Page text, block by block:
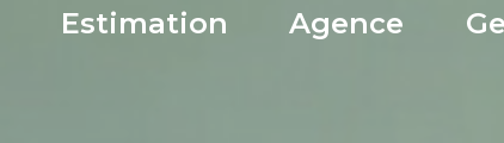
estimation agence